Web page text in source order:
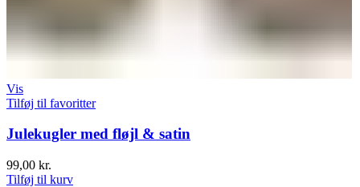
Vis
Tilføj til favoritter
Julekugler med fløjl & satin
99,00 kr.
Tilføj til kurv